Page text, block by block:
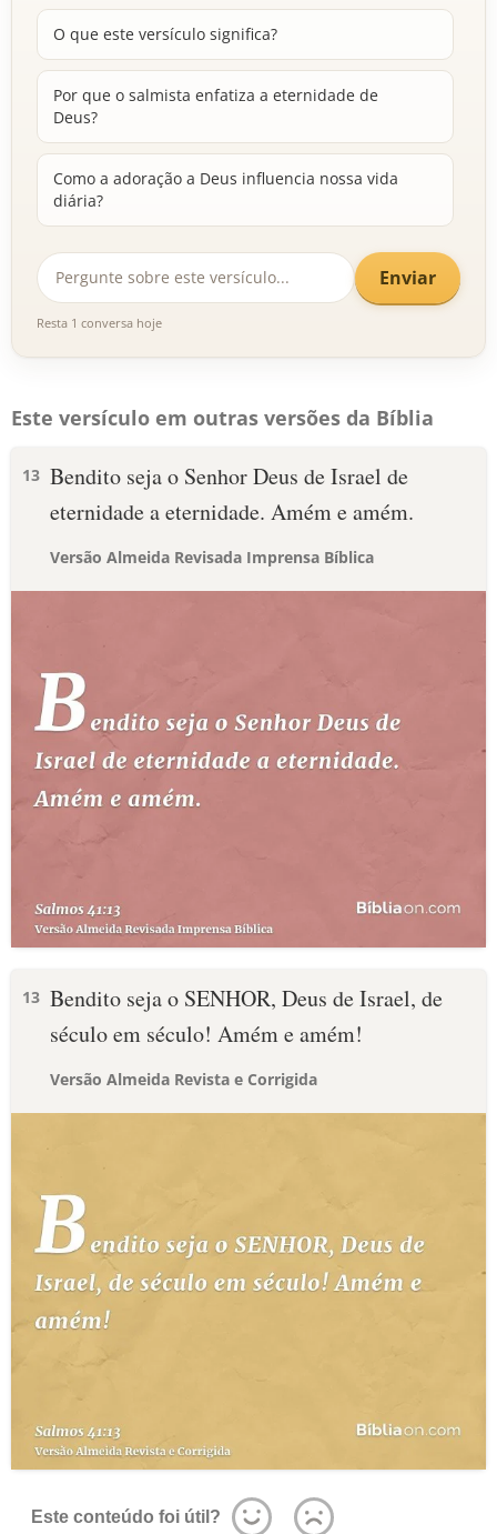
O que este versículo significa?
Por que o salmista enfatiza a eternidade de
Deus?
Como a adoração a Deus influencia nossa vida
diária?
Enviar
Resta 1 conversa hoje
Este versículo em outras versões da Bíblia
13 Bendito seja o Senhor Deus de Israel de
eternidade a eternidade. Amém e amém.
Versão Almeida Revisada Imprensa Bíblica
13 Bendito seja o SENHOR, Deus de Israel, de
século em século! Amém e amém!
Versão Almeida Revista e Corrigida
Este conteúdo foi útil?